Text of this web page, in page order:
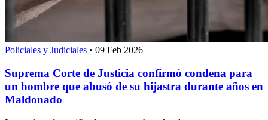
Policiales y Judiciales • 09 Feb 2026
Suprema Corte de Justicia confirmó condena para
un hombre que abusó de su hijastra durante años en
Maldonado